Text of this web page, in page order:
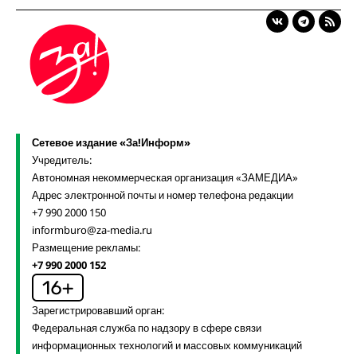
Сетевое издание «За!Информ»
Учредитель:
Автономная некоммерческая организация «ЗАМЕДИА»
Адрес электронной почты и номер телефона редакции
+7 990 2000 150
informburo@za-media.ru
Размещение рекламы:
+7 990 2000 152
Зарегистрировавший орган:
Федеральная служба по надзору в сфере связи
информационных технологий и массовых коммуникаций